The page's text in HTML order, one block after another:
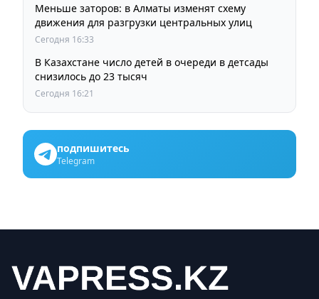
Меньше заторов: в Алматы изменят схему
движения для разгрузки центральных улиц
Сегодня 16:33
В Казахстане число детей в очереди в детсады
снизилось до 23 тысяч
Сегодня 16:21
подпишитесь
Telegram